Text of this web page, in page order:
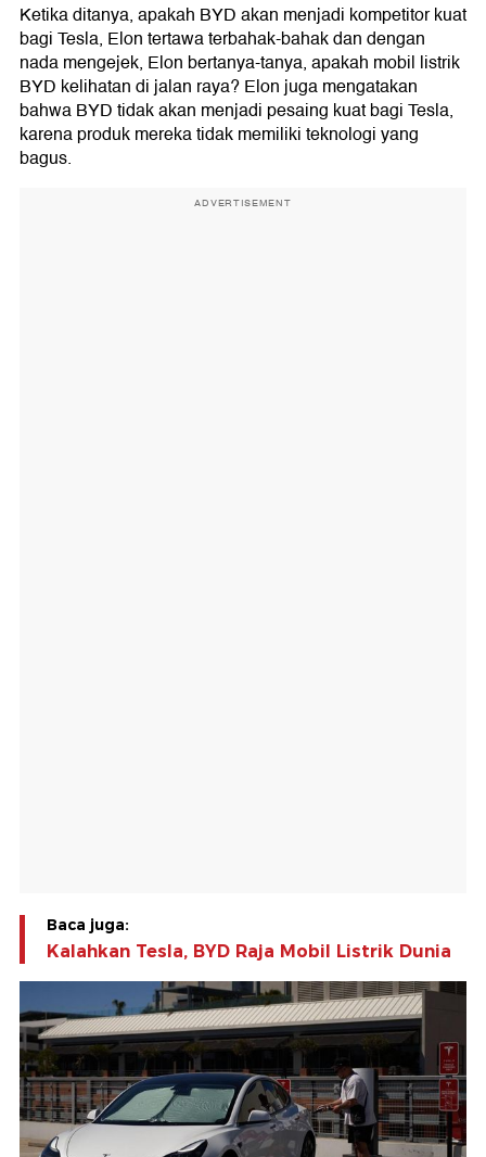
Ketika ditanya, apakah BYD akan menjadi kompetitor kuat
bagi Tesla, Elon tertawa terbahak-bahak dan dengan
nada mengejek, Elon bertanya-tanya, apakah mobil listrik
BYD kelihatan di jalan raya? Elon juga mengatakan
bahwa BYD tidak akan menjadi pesaing kuat bagi Tesla,
karena produk mereka tidak memiliki teknologi yang
bagus.
ADVERTISEMENT
Baca juga:
Kalahkan Tesla, BYD Raja Mobil Listrik Dunia